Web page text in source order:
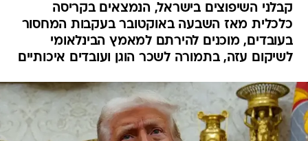
קבלני השיפוצים בישראל, הנמצאים בקריסה
כלכלית מאז השבעה באוקטובר בעקבות המחסור
בעובדים, מוכנים להירתם למאמץ הבינלאומי
לשיקום עזה, בתמורה לשכר הוגן ועובדים איכותיים